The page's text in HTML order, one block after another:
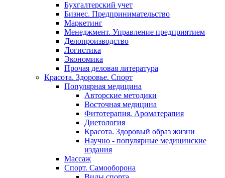
Бухгалтерский учет
Бизнес. Предпринимательство
Маркетинг
Менеджмент. Управление предприятием
Делопроизводство
Логистика
Экономика
Прочая деловая литература
Красота. Здоровье. Спорт
Популярная медицина
Авторские методики
Восточная медицина
Фитотерапия. Ароматерапия
Диетология
Красота. Здоровый образ жизни
Научно - популярные медицинские
издания
Массаж
Спорт. Самооборона